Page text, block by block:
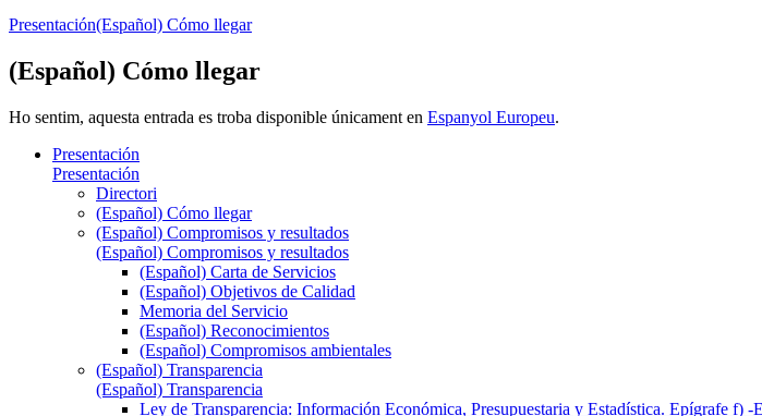
Presentación(Español) Cómo llegar
(Español) Cómo llegar
Ho sentim, aquesta entrada es troba disponible únicament en Espanyol Europeu.
Presentación
Presentación
Directori
(Español) Cómo llegar
(Español) Compromisos y resultados
(Español) Compromisos y resultados
(Español) Carta de Servicios
(Español) Objetivos de Calidad
Memoria del Servicio
(Español) Reconocimientos
(Español) Compromisos ambientales
(Español) Transparencia
(Español) Transparencia
Ley de Transparencia: Información Económica, Presupuestaria y Estadística. Epígrafe f)